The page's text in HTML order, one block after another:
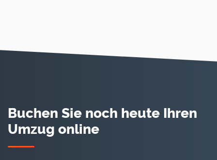
Buchen Sie noch heute Ihren
Umzug online